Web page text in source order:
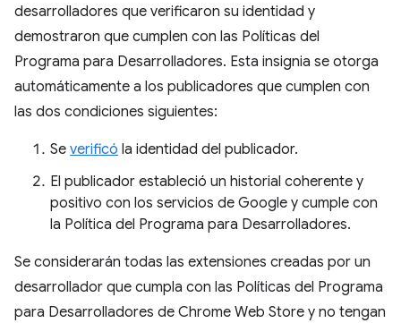
desarrolladores que verificaron su identidad y
demostraron que cumplen con las Políticas del
Programa para Desarrolladores. Esta insignia se otorga
automáticamente a los publicadores que cumplen con
las dos condiciones siguientes:
Se verificó la identidad del publicador.
El publicador estableció un historial coherente y
positivo con los servicios de Google y cumple con
la Política del Programa para Desarrolladores.
Se considerarán todas las extensiones creadas por un
desarrollador que cumpla con las Políticas del Programa
para Desarrolladores de Chrome Web Store y no tengan